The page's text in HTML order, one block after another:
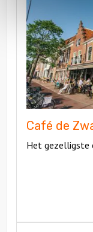
Café de
Het gezelligste
Zwaan
Haarlem